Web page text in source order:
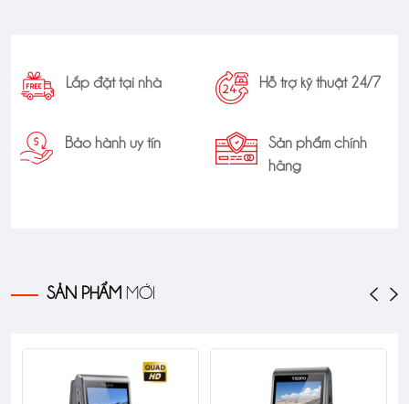
Lắp đặt tại nhà Hỗ trợ kỹ thuật 24/7
Bảo hành uy tín
Sản phẩm chính
hãng
SẢN PHẨM MỚI